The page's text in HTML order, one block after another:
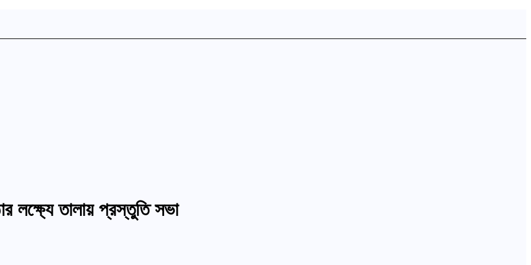
লক্ষ্যে তালায় প্রস্তুতি সভা